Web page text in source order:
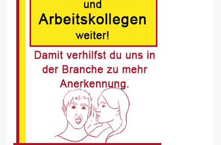
BLAULICHT DE
Offenburg, A5 – Zwei Unfälle legen
Berufsverkehr lahm
FUHRPARK-UNTERNEHMENS-NEWS DE
Sattelauflieger im Kundeneinsatz
beim Bau mobiler Strassen